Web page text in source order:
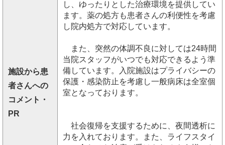
施設から患
者さんへの
コメント・
PR
し、ゆったりとした治療環境を提供してい
ます。薬の処方も患者さんの利便性を考慮
し院内処方で対応しています。
また、突然の体調不良に対しては24時間
当院スタッフがいつでも対応できるよう準
備しています。入院施設はプライバシーの
保護・感染防止を考慮し一般病床は全室個
室となっております。
社会復帰を支援するために、夜間透析に
力を入れております。また、ライフスタイ